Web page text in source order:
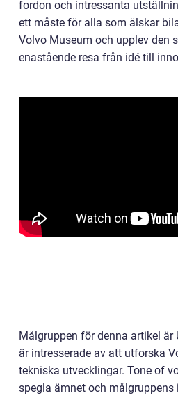
fordon och intressanta
ett måste för alla som älskar
Volvo Museum och upplev den
enastående resa från idé till
Målgruppen för denna artikel är
är intresserade av att utforska
tekniska utvecklingar. Tone of
spegla ämnet och målgruppens